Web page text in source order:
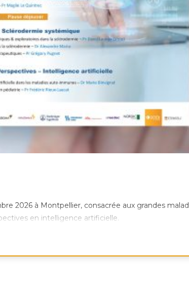
2026 à Montpellier, consacrée aux grandes
en intelligence artificielle.